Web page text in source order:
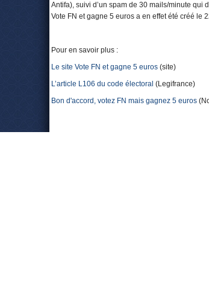
Antifa), suivi d’un spam de 30 mails/minute
Vote FN et gagne 5 euros a en effet été créé le
Pour en savoir plus :
Le site Vote FN et gagne 5 euros (site)
L’article L106 du code électoral (Legifrance)
Bon d'accord, votez FN mais gagnez 5 euros